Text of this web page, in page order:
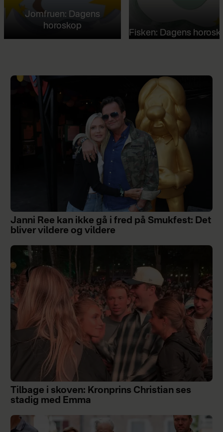
Jomfruen: Dagens
horoskop
Fisken: Dagens
Janni Ree kan ikke gå i fred på Smukfest: Det
bliver vildere og vildere
Tilbage i skoven: Kronprins Christian ses
stadig med Emma